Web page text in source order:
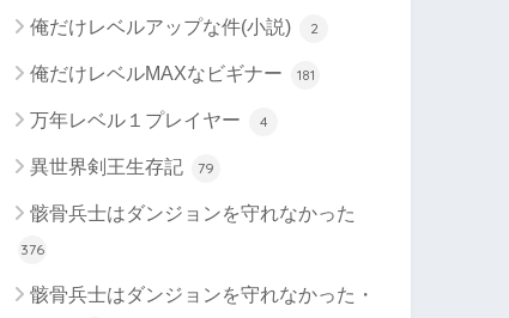
俺だけレベルアップな件(小説) 2
俺だけレベルMAXなビギナー 181
万年レベル１プレイヤー 4
異世界剣王生存記 79
骸骨兵士はダンジョンを守れなかった
376
骸骨兵士はダンジョンを守れなかった・